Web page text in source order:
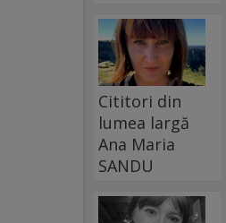
Cititori din
lumea largă
Ana Maria
SANDU